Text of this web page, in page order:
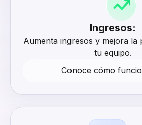
Ingresos:
Aumenta ingresos y mejora la
tu equipo.
Conoce cómo